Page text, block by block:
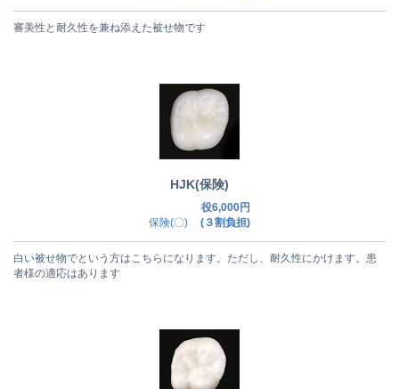
審美性と耐久性を兼ね添えた被せ物です
HJK(保険)
保険(〇)
役6,000円
(３割負担)
白い被せ物でという方はこちらになります。ただし、耐久性にかけます。患
者様の適応はあります